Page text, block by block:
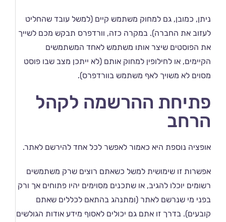
ניתן, כמובן, גם למחוק משתמש קיים (למשל עובד שהחליט
לעזוב את החברה). במקרה כזה, וורדפרס תבקש מכם לשייך
את הפוסטים שיצר אותו משתמש לאחד המשתמשים
הקיימים, או לחילופין למחוק אותם (לא ייתכן מצב שבו פוסט
מסוים לא משויך לאף משתמש בוורדפרס).
פתיחת ההרשמה לקהל
הרחב
אופציה נוספת היא כאמור לאפשר לכל אחד להירשם לאתר.
אפשרות זו שימושית למשל כשאתם רוצים שרק משתמשים
רשומים יוכלו להגיב, או שתכנים מסוימים יהיו פתוחים אך ורק
בפני מי שנרשם לאתר (ומתנהג בהתאם לכללים שאתם
קובעים). בדרך זו אתם גם יכולים לאסוף מידע אודות הגולשים